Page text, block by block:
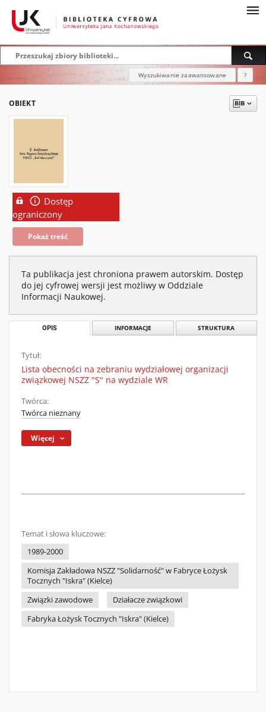
Wyszukiwanie zaawansowane ?
OBIEKT
Dostęp
ograniczony
Pokaż treść
Ta publikacja jest chroniona prawem autorskim. Dostęp
do jej cyfrowej wersji jest możliwy w Oddziale
Informacji Naukowej.
OPIS INFORMACJE STRUKTURA
Tytuł:
Lista obecności na zebraniu wydziałowej organizacji
związkowej NSZZ "S" na wydziale WR
Twórca:
Twórca nieznany
Więcej
Temat i słowa kluczowe:
1989-2000
Komisja Zakładowa NSZZ "Solidarność" w Fabryce Łożysk
Tocznych "Iskra" (Kielce)
Związki zawodowe
Działacze związkowi
Fabryka Łożysk Tocznych "Iskra" (Kielce)